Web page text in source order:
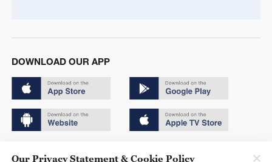
DOWNLOAD OUR APP
Our Privacy Statement & Cookie Policy